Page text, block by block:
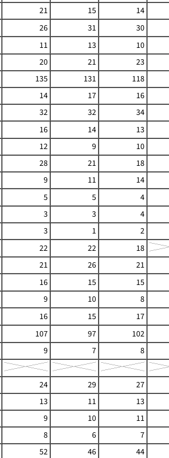
21 15
14
26 31
30
11 13
10
20 21
23
135 131
118
14 17
16
32 32
34
16 14
13
12 9
10
28 21
18
9 11
14
5 5
4
3 3
4
3 1
2
22 22
18
21 26
21
16 15
15
9 10
8
16 15
17
107 97
102
9 7
8
24 29
27
13 11
13
9 10
11
8 6
7
52 46
44